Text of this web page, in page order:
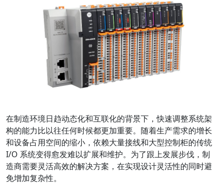
在制造环境日趋动态化和互联化的背景下，快速调整系统架
构的能力比以往任何时候都更加重要。随着生产需求的增长
和设备占用空间的缩小，依赖大量接线和大型控制柜的传统
I/O 系统变得愈发难以扩展和维护。为了跟上发展步伐，制
造商需要灵活高效的解决方案，在实现设计灵活性的同时避
免增加复杂性。